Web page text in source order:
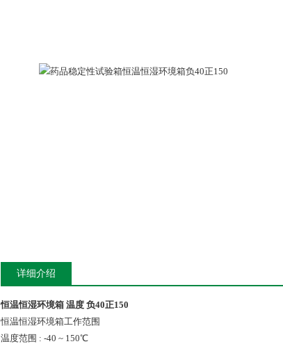
详细介绍
恒温恒湿环境箱 温度 负40正150
恒温恒湿环境箱工作范围
温度范围 : -40 ~ 150℃